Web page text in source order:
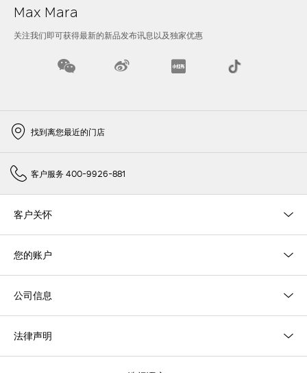
Max Mara
关注我们即可获得最新的新品发布讯息以及独家优惠
找到离您最近的门店
客户服务 400-9926-881
客户关怀
您的账户
公司信息
法律声明